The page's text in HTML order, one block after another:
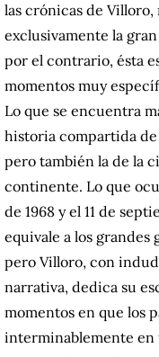
las crónicas de
exclusivamente la
por el contrario, ésta
momentos muy
Lo que se encuentra
historia compartida
pero también la de la
continente. Lo que
de 1968 y el 11 de
equivale a los grandes
pero Villoro, con
narrativa, dedica su
momentos en que los
interminablemente en